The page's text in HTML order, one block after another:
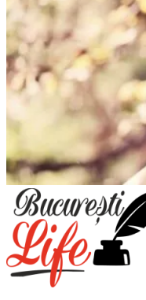
Meniu
principal